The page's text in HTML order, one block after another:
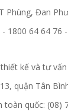
Phùng, Đan
1800 64 64 76
kế và tư vấn
quận Tân
quốc: (08)